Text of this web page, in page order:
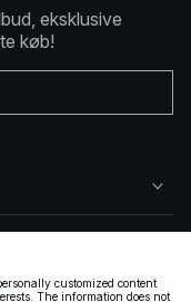
eksklusive
køb!